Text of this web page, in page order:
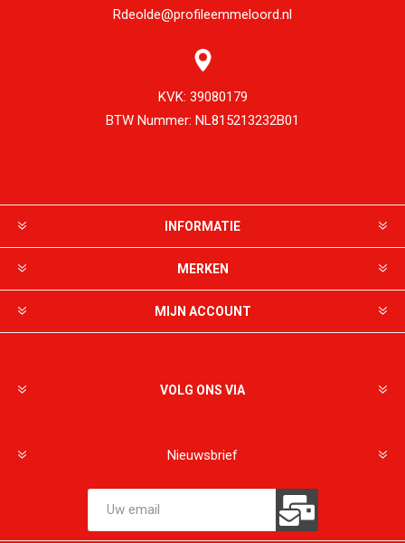
Rdeolde@profileemmeloord.nl
KVK: 39080179
BTW Nummer: NL815213232B01
INFORMATIE
MERKEN
MIJN ACCOUNT
VOLG ONS VIA
Nieuwsbrief